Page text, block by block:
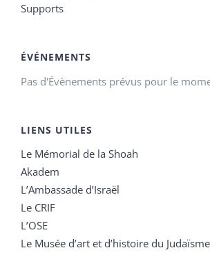
Supports
ÉVÉNEMENTS
Pas d'Évènements prévus pour le
LIENS UTILES
Le Mémorial de la Shoah
Akadem
L’Ambassade d’Israël
Le CRIF
L’OSE
Le Musée d’art et d’histoire du Judaïsme